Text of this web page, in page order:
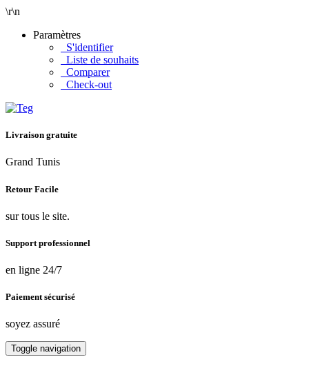
\r\n
Paramètres
S'identifier
Liste de souhaits
Comparer
Check-out
Livraison gratuite
Grand Tunis
Retour Facile
sur tous le site.
Support professionnel
en ligne 24/7
Paiement sécurisé
soyez assuré
Toggle navigation